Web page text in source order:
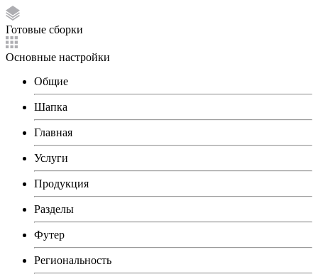
Готовые сборки
Основные настройки
Общие
Шапка
Главная
Услуги
Продукция
Разделы
Футер
Региональность